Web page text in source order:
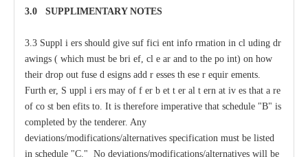
3.0 SUPPLIMENTARY NOTES
3.3 Suppl i ers should give suf fici ent info rmation in cl uding dr
awings ( which must be bri ef, cl e ar and to the po int) on how
their drop out fuse d esigns add r esses th ese r equir ements.
Furth er, S uppl i ers may of f er b et t er al t ern at iv es that a re
of co st ben efits to. It is therefore imperative that schedule "B" is
completed by the tenderer. Any
deviations/modifications/alternatives specification must be listed
in schedule "C." No deviations/modifications/alternatives will be